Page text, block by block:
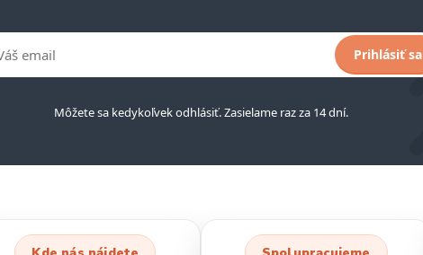
Prihlásiť sa
Môžete sa kedykoľvek odhlásiť. Zasielame raz za 14 dní.